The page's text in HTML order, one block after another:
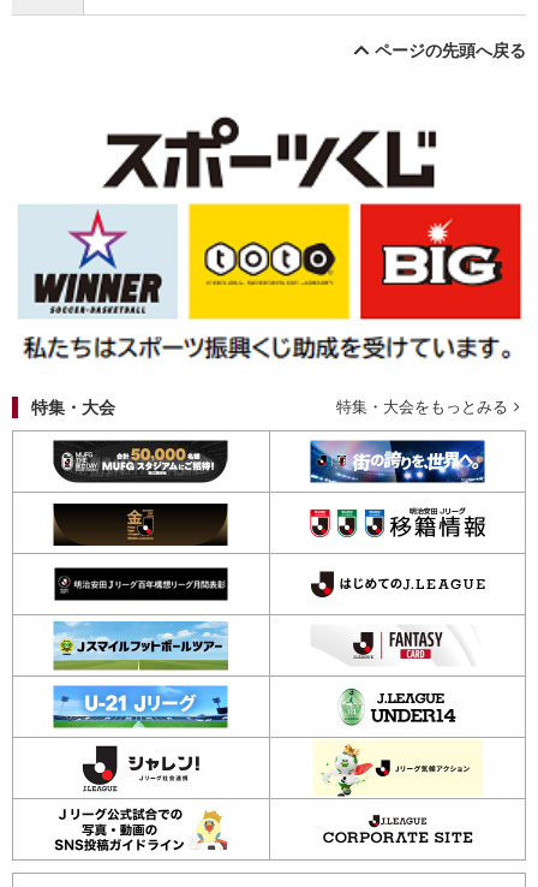
ページの先頭へ戻る
特集・大会 特集・大会をもっとみる